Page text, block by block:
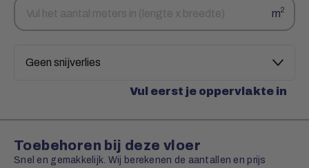
Aantal
vierkante
m2
Snijverlies
Vul eerst je oppervlakte in
Toebehoren bij deze vloer
Snel en gemakkelijk. Wij berekenen de aantallen en prijs